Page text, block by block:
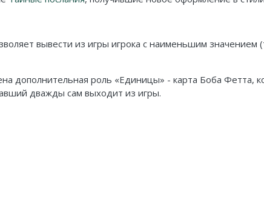
вывести из игры игрока с наименьшим значением
дополнительная роль «Единицы» - карта Боба Фетта,
дважды сам выходит из игры.